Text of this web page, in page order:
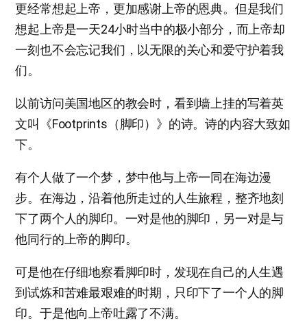
更经常想起上帝，更加感谢上帝的恩典。但是我们
想起上帝是一天24小时当中的极小部分，而上帝却
一刻也不会忘记我们，以无限的关心和爱守护着我
们。
以前访问美国地区的教会时，看到墙上挂的写着英
文叫《Footprints（脚印）》的诗。诗的内容大致如
下。
有个人做了一个梦，梦中他与上帝一同在海边漫
步。在海边，沿着他所走过的人生旅程，整齐地刻
下了两个人的脚印。一对是他的脚印，另一对是与
他同行的上帝的脚印。
可是他在仔细地察看脚印时，发现在自己的人生遇
到试炼和苦难最艰难的时期，只印下了一个人的脚
印。于是他向上帝吐露了不满。